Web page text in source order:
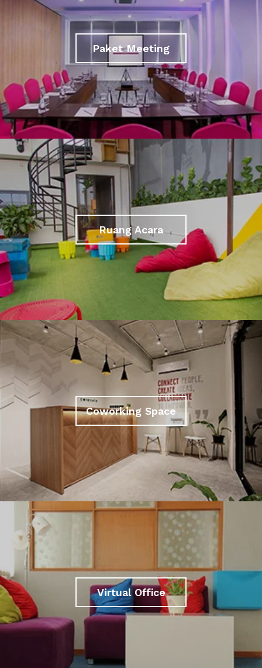
Paket Meeting
Ruang Acara
Coworking Space
Virtual Office